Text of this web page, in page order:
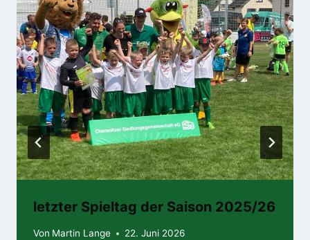
letzter Spieltag der Saison 2025/26
Von Martin Lange 22. Juni 2026